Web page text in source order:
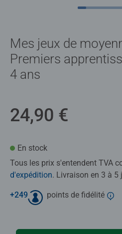
Mes jeux de
Premiers
4 ans
24,90 €
En stock
Tous les prix s'entendent TVA
d'expédition. Livraison en 3 à 5
+249 points de fidélité